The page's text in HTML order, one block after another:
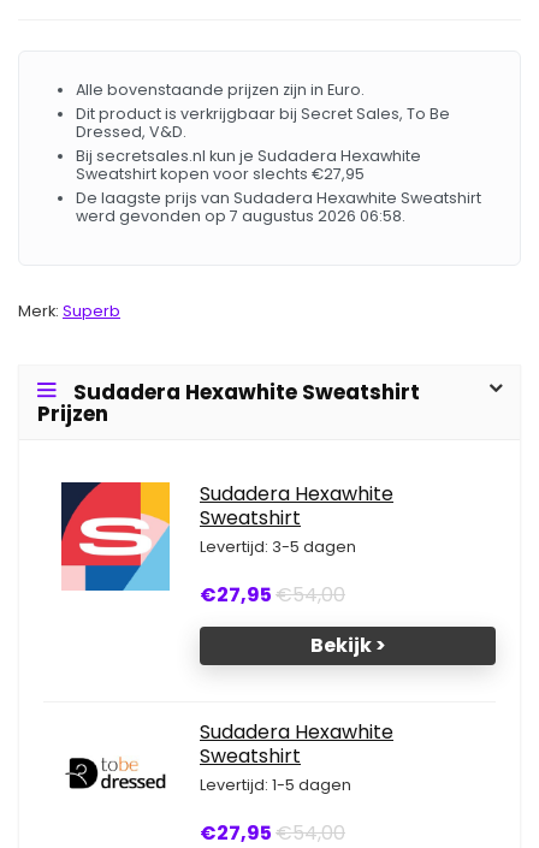
Alle bovenstaande prijzen zijn in Euro.
Dit product is verkrijgbaar bij Secret Sales, To Be
Dressed, V&D.
Bij secretsales.nl kun je Sudadera Hexawhite
Sweatshirt kopen voor slechts €27,95
De laagste prijs van Sudadera Hexawhite Sweatshirt
werd gevonden op 7 augustus 2026 06:58.
Merk: Superb
Sudadera Hexawhite Sweatshirt
Prijzen
Sudadera Hexawhite
Sweatshirt
Levertijd: 3-5 dagen
€27,95€54,00
Bekijk >
Sudadera Hexawhite
Sweatshirt
Levertijd: 1-5 dagen
€27,95€54,00